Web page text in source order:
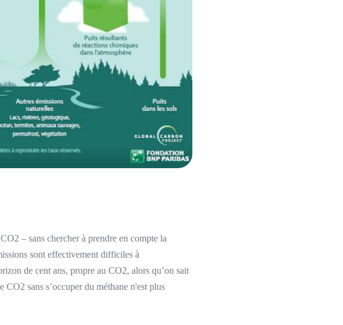
– sans chercher à prendre en compte la
sont effectivement difficiles à
de cent ans, propre au CO2, alors qu’on sait
CO2 sans s’occuper du méthane n'est plus